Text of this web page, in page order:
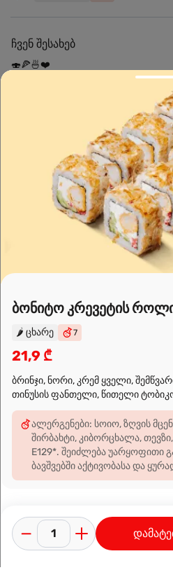
ჩვენ შესახებ
🍣🍕🍜❤️
Sushi24.ge since 2018. Rolls, pizza,
prepared for you. Choose the
Leaflet OpenFreeMap©
ბონიტო კრევეტის
🌶️ ცხარე 7
21,9 ₾
ბრინჯი, ნორი, კრემ ყველი,
თინუსის ფანთელი, წითელი
ალერგენები: სოიო, ზღვის
შირბახტი, კიბორცხალა,
E129*. შეიძლება უარყოფითი
ბავშვებში აქტივობასა და